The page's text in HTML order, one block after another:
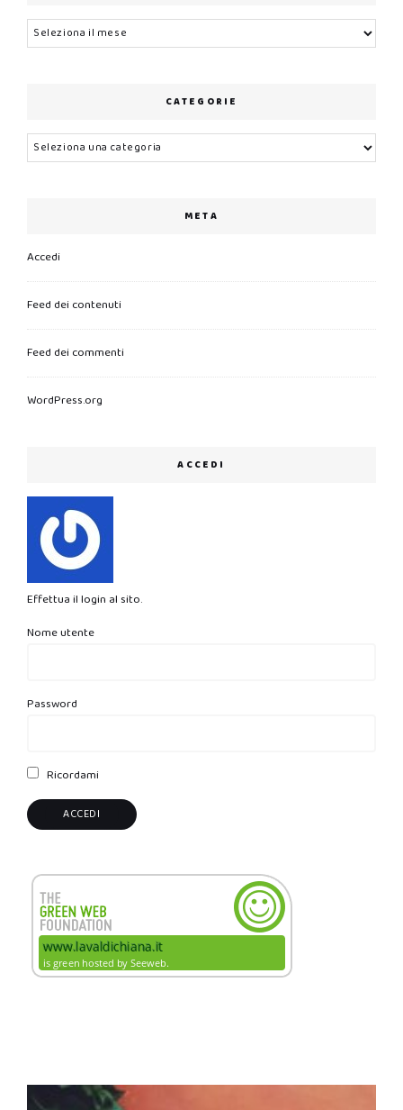
Archivi
CATEGORIE
Categorie
META
Accedi
Feed dei contenuti
Feed dei commenti
WordPress.org
ACCEDI
Effettua il login al sito.
Nome utente
Password
Ricordami